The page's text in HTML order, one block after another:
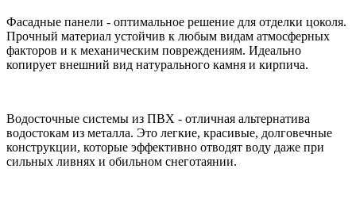
Фасадные панели - оптимальное решение для отделки цоколя.
Прочный материал устойчив к любым видам атмосферных
факторов и к механическим повреждениям. Идеально
копирует внешний вид натурального камня и кирпича.
Водосточные системы из ПВХ - отличная альтернатива
водостокам из металла. Это легкие, красивые, долговечные
конструкции, которые эффективно отводят воду даже при
сильных ливнях и обильном снеготаянии.